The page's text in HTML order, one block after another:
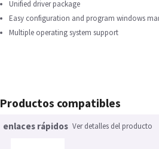
Unified driver package
Easy configuration and program windows
Multiple operating system support
Productos compatibles
enlaces rápidos Ver detalles del producto